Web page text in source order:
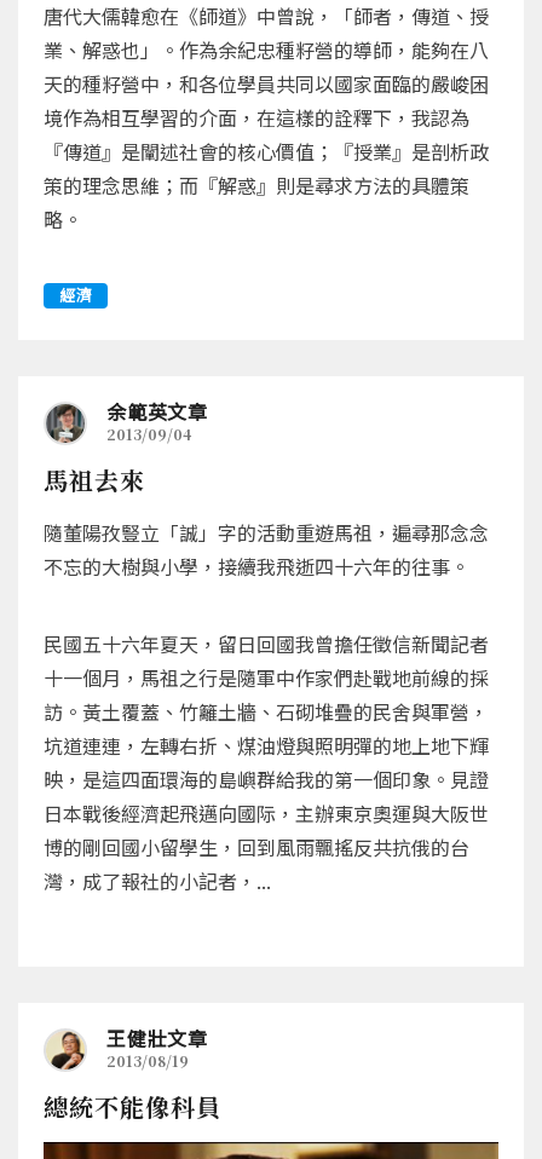
唐代大儒韓愈在《師道》中曾說，「師者，傳道、授
業、解惑也」。作為余紀忠種籽營的導師，能夠在八
天的種籽營中，和各位學員共同以國家面臨的嚴峻困
境作為相互學習的介面，在這樣的詮釋下，我認為
『傳道』是闡述社會的核心價值；『授業』是剖析政
策的理念思維；而『解惑』則是尋求方法的具體策
略。
經濟
余範英文章
2013/09/04
馬祖去來
隨董陽孜豎立「誠」字的活動重遊馬祖，遍尋那念念
不忘的大樹與小學，接續我飛逝四十六年的往事。
民國五十六年夏天，留日回國我曾擔任徵信新聞記者
十一個月，馬祖之行是隨軍中作家們赴戰地前線的採
訪。黃土覆蓋、竹籬土牆、石砌堆疊的民舍與軍營，
坑道連連，左轉右折、煤油燈與照明彈的地上地下輝
映，是這四面環海的島嶼群給我的第一個印象。見證
日本戰後經濟起飛邁向國际，主辦東京奧運與大阪世
博的剛回國小留學生，回到風雨飄搖反共抗俄的台
灣，成了報社的小記者，...
王健壯文章
2013/08/19
總統不能像科員